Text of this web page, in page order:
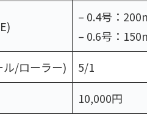
– 0.4号：
– 0.6号：
/ローラー)
5/1
10,000円